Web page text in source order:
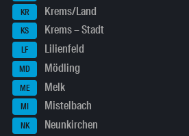
KR Krems/Land
KS Krems – Stadt
LF Lilienfeld
MD Mödling
ME Melk
MI Mistelbach
NK Neunkirchen